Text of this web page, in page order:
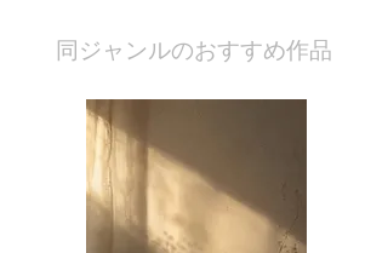
​同ジャンルのおすすめ作品